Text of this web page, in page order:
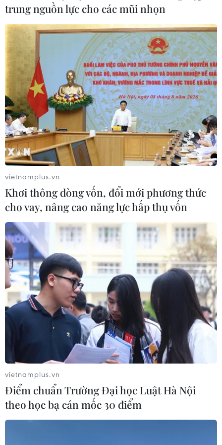
trung nguồn lực cho các mũi nhọn
vietnamplus.vn
Khơi thông dòng vốn, đổi mới phương thức
cho vay, nâng cao năng lực hấp thụ vốn
vietnamplus.vn
Điểm chuẩn Trường Đại học Luật Hà Nội
theo học bạ cán mốc 30 điểm